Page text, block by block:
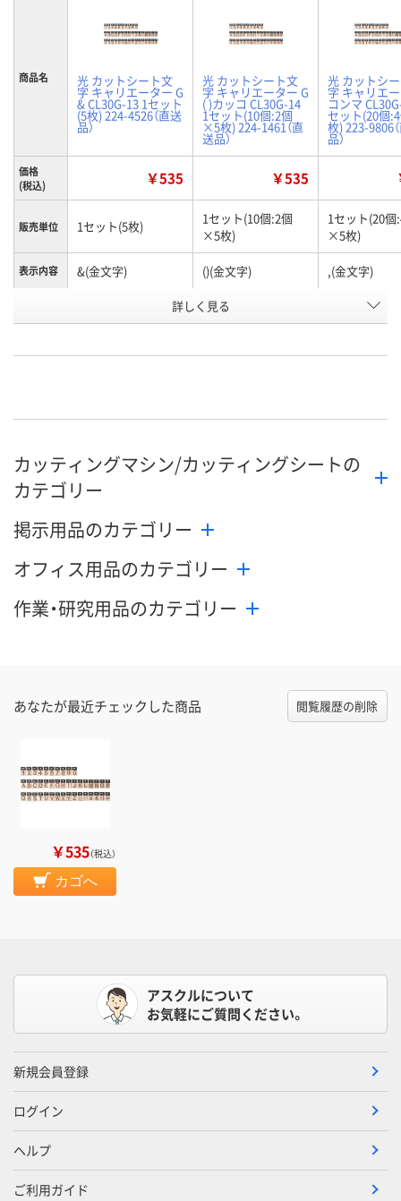
商品名 光 カットシート文
字 キャリエーター G
& CL30G-13 1セット
(5枚) 224-4526（直送
品）
光 カットシート文
字 キャリエーター G
( )カッコ CL30G-14
1セット(10個:2個
×5枚) 224-1461（直
送品）
光 カットシ
字 キャリエ
コンマ
セット(20個
枚) 223-9806
品）
価格
(税込)
￥535 ￥535
販売単位 1セット(5枚)
1セット(10個:2個
×5枚)
1セット(20個
×5枚)
表示内容 &(金文字) ()(金文字) ,(金文字)
AW76514 AW78412
カゴへ カゴへ カ
詳しく見る
カッティングマシン/カッティングシートの
カテゴリー
掲示用品のカテゴリー
オフィス用品のカテゴリー
作業・研究用品のカテゴリー
あなたが最近チェックした商品 閲覧履歴の削除
￥535（税込）
カゴへ
アスクルについて
お気軽にご質問ください。
新規会員登録
ログイン
ヘルプ
ご利用ガイド